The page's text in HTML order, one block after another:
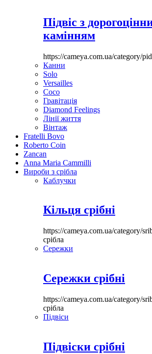
Підвіс з
камінням
https://cameya.com.ua/category/
Канни
Solo
Versailles
Coco
Гравітація
Diamond Feelings
Лінії життя
Вінтаж
Fratelli Bovo
Roberto Coin
Zancan
Anna Maria Cammilli
Вироби з срібла
Каблучки
Кільця срібні
https://cameya.com.ua/category/
срібла
Сережки
Сережки срібні
https://cameya.com.ua/category/
срібла
Підвіси
Підвіски срібні